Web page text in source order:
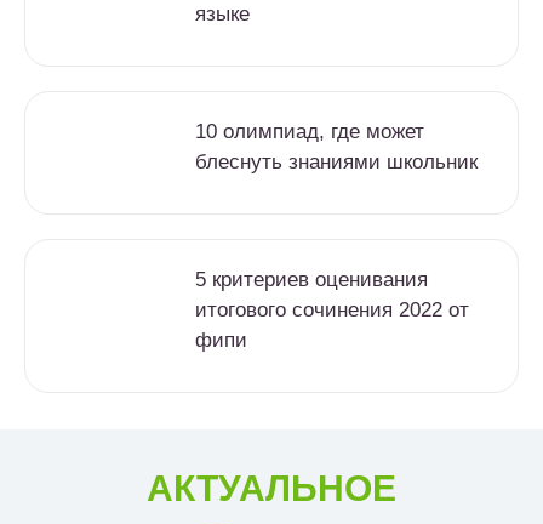
языке
10 олимпиад, где может
блеснуть знаниями школьник
5 критериев оценивания
итогового сочинения 2022 от
фипи
АКТУАЛЬНОЕ